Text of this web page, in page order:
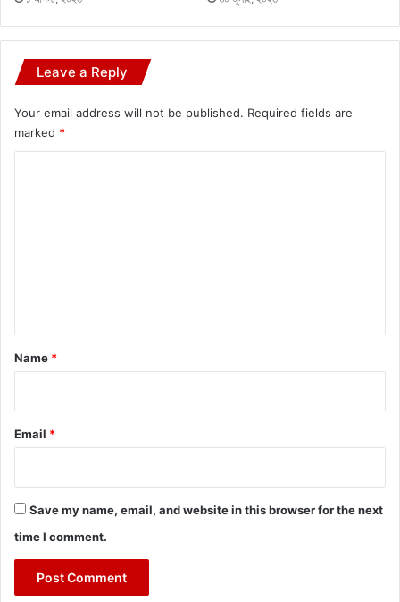
Leave a Reply
Your email address will not be published. Required fields are
marked *
*
Name *
Email *
Save my name, email, and website in this browser for the next
time I comment.